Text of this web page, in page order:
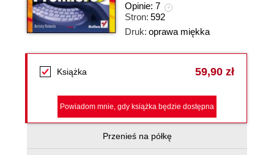
Opinie: 7
Stron: 592
Druk: oprawa miękka
Książka 59,90 zł
Powiadom mnie, gdy książka będzie dostępna
Przenieś na półkę